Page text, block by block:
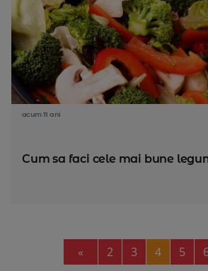
acum 11 ani
Cum sa faci cele mai bune
« Previous
2 3 4 5